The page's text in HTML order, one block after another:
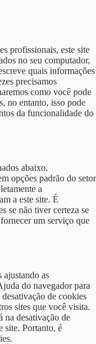
profissionais, este site
no seu computador,
quais informações
precisamos
como você pode
no entanto, isso pode
da funcionalidade do
abaixo.
opções padrão do setor
a
a este site. É
se não tiver certeza se
um serviço que
as
do navegador para
de cookies
sites que você visita.
na desativação de
site. Portanto, é